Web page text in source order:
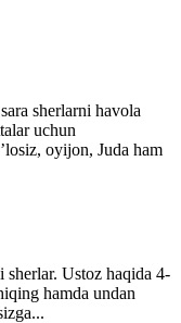
sherlarni havola
uchun
oyijon, Juda ham
sherlar. Ustoz haqida 4-
hamda undan